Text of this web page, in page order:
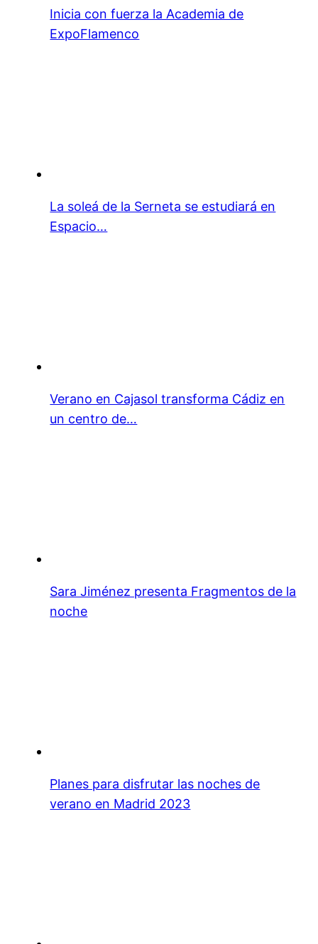
Inicia con fuerza la Academia de
ExpoFlamenco
La soleá de la Serneta se estudiará en
Espacio…
Verano en Cajasol transforma Cádiz en
un centro de…
Sara Jiménez presenta Fragmentos de la
noche
Planes para disfrutar las noches de
verano en Madrid 2023